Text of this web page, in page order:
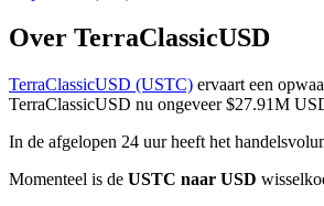
COIN-M-futures
Cryptocurrency-futures
Over TerraClassicUSD
TerraClassicUSD (USTC) ervaart een
TerraClassicUSD nu ongeveer $27.91M
In de afgelopen 24 uur heeft het
Momenteel is de USTC naar USD